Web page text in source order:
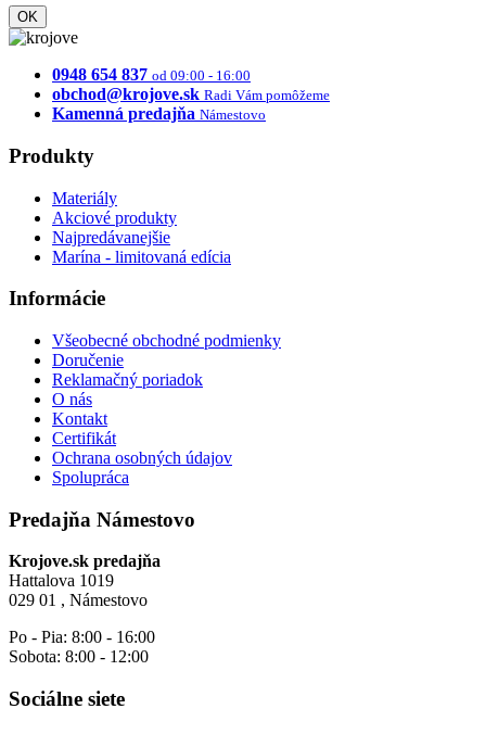
OK
0948 654 837 od 09:00 - 16:00
obchod@krojove.sk Radi Vám pomôžeme
Kamenná predajňa Námestovo
Produkty
Materiály
Akciové produkty
Najpredávanejšie
Marína - limitovaná edícia
Informácie
Všeobecné obchodné podmienky
Doručenie
Reklamačný poriadok
O nás
Kontakt
Certifikát
Ochrana osobných údajov
Spolupráca
Predajňa Námestovo
Krojove.sk predajňa
Hattalova 1019
029 01 , Námestovo
Po - Pia: 8:00 - 16:00
Sobota: 8:00 - 12:00
Sociálne siete